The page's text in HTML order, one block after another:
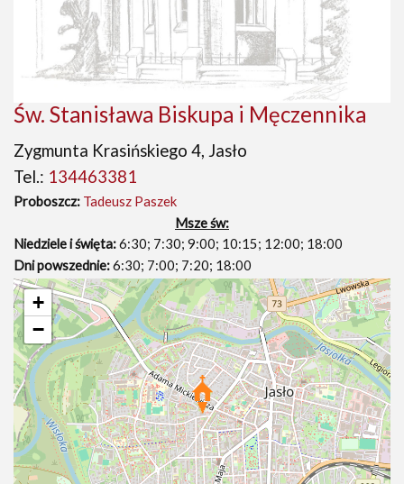
Św. Stanisława Biskupa i Męczennika
Zygmunta Krasińskiego 4, Jasło
Tel.: 134463381
Proboszcz: Tadeusz Paszek
Msze św:
Niedziele i święta:6:30; 7:30; 9:00; 10:15; 12:00; 18:00
Dni powszednie:6:30; 7:00; 7:20; 18:00
+
−